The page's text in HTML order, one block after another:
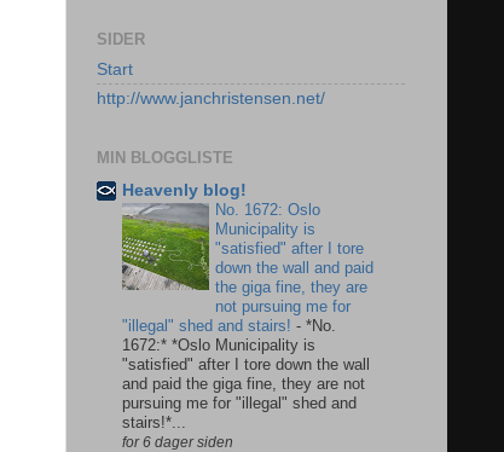
SIDER
Start
http://www.janchristensen.net/
MIN BLOGGLISTE
Heavenly blog!
No. 1672: Oslo
Municipality is
"satisfied" after I tore
down the wall and paid
the giga fine, they are
not pursuing me for
"illegal" shed and stairs! - *No.
1672:* *Oslo Municipality is
"satisfied" after I tore down the wall
and paid the giga fine, they are not
pursuing me for "illegal" shed and
stairs!*...
for 6 dager siden